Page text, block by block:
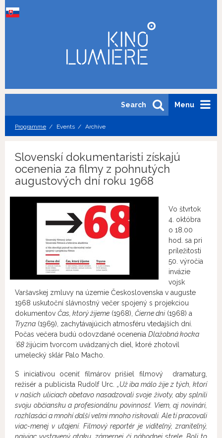
Menu
Search
Programme Events Archive
Slovenskí dokumentaristi získajú
ocenenia za filmy z pohnutých
augustových dní roku 1968
Vo štvrtok
4. októbra
o 18.00
hod. sa pri
príležitosti
50. výročia
invázie
vojsk
Varšavskej zmluvy na územie Československa v auguste
1968 uskutoční slávnostný večer spojený s projekciou
dokumentov Čas, ktorý žijeme (1968), Čierne dni (1968) a
Tryzna (1969), zachytávajúcich atmosféru vtedajších dní.
Počas večera budú odovzdané ocenenia Dlažobná kocka
´68žijúcim tvorcom uvádzaných diel, ktoré zhotovil
umelecký sklár Palo Macho.
S iniciatívou oceniť filmárov prišiel filmový dramaturg,
režisér a publicista Rudolf Urc. „Už iba málo žije z tých, ktorí
v našich uliciach obetavo nasadzovali svoje životy, aby splnili
svoju občiansku a profesionálnu povinnosť. Viem, aj novinári,
rozhlasáci a mnohí ďalší veľmi mnoho riskovali. Ale tí pracovali
viac-menej v utajení. Filmový reportér je viditeľný, zraniteľný,